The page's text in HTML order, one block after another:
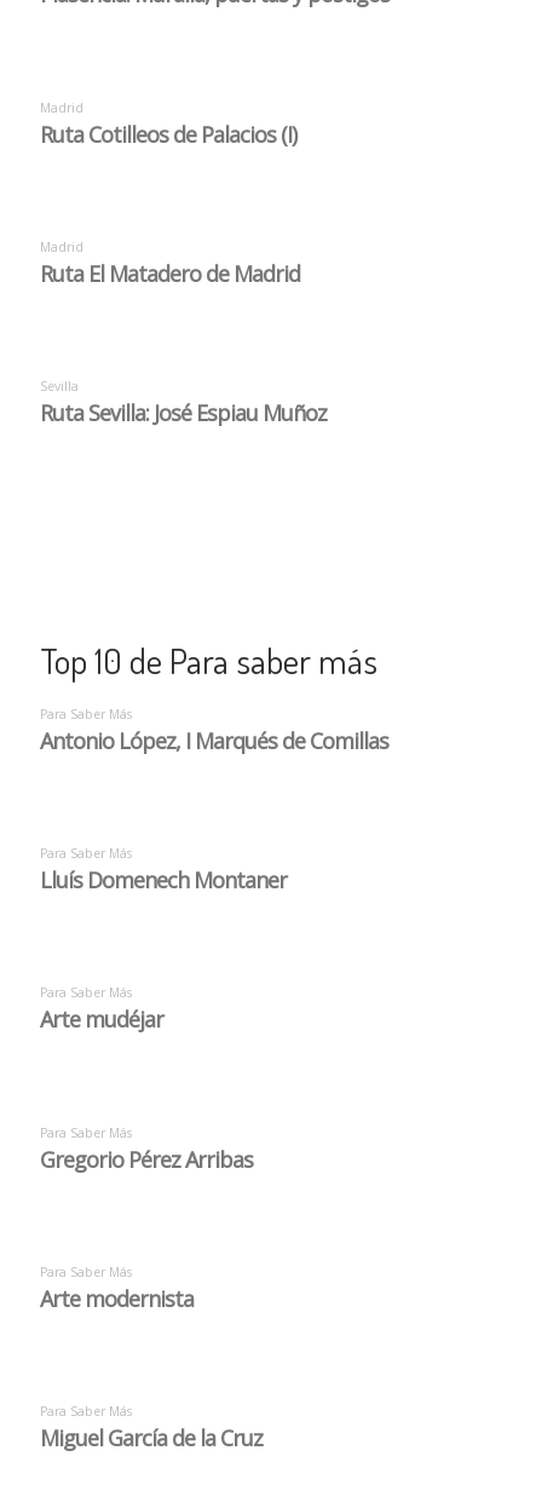
Top 10 de Para saber más